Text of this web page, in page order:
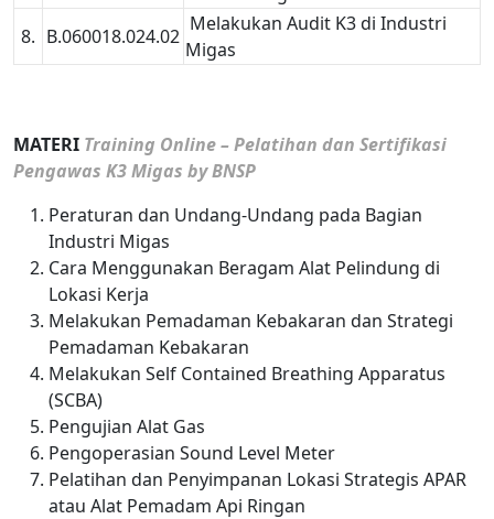
8. B.060018.024.02
Melakukan Audit K3 di Industri
Migas
MATERI Training Online – Pelatihan dan Sertifikasi
Pengawas K3 Migas by BNSP
Peraturan dan Undang-Undang pada Bagian
Industri Migas
Cara Menggunakan Beragam Alat Pelindung di
Lokasi Kerja
Melakukan Pemadaman Kebakaran dan Strategi
Pemadaman Kebakaran
Melakukan Self Contained Breathing Apparatus
(SCBA)
Pengujian Alat Gas
Pengoperasian Sound Level Meter
Pelatihan dan Penyimpanan Lokasi Strategis APAR
atau Alat Pemadam Api Ringan